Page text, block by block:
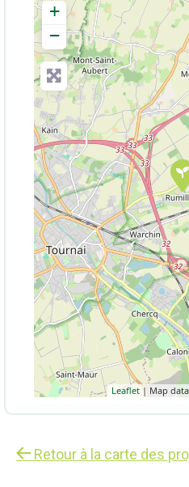
+
−
Leaflet| Map
Retour à la carte des